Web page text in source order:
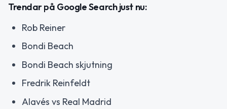
Trendar på Google Search just nu:
Rob Reiner
Bondi Beach
Bondi Beach skjutning
Fredrik Reinfeldt
Alavés vs Real Madrid